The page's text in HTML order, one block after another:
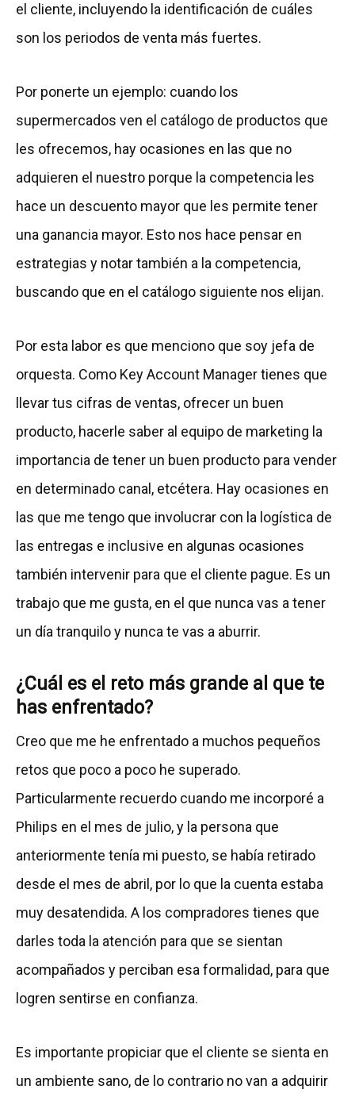
el cliente, incluyendo la identificación de cuáles
son los periodos de venta más fuertes.
Por ponerte un ejemplo: cuando los
supermercados ven el catálogo de productos que
les ofrecemos, hay ocasiones en las que no
adquieren el nuestro porque la competencia les
hace un descuento mayor que les permite tener
una ganancia mayor. Esto nos hace pensar en
estrategias y notar también a la competencia,
buscando que en el catálogo siguiente nos elijan.
Por esta labor es que menciono que soy jefa de
orquesta. Como Key Account Manager tienes que
llevar tus cifras de ventas, ofrecer un buen
producto, hacerle saber al equipo de marketing la
importancia de tener un buen producto para vender
en determinado canal, etcétera. Hay ocasiones en
las que me tengo que involucrar con la logística de
las entregas e inclusive en algunas ocasiones
también intervenir para que el cliente pague. Es un
trabajo que me gusta, en el que nunca vas a tener
un día tranquilo y nunca te vas a aburrir.
¿Cuál es el reto más grande al que te
has enfrentado?
Creo que me he enfrentado a muchos pequeños
retos que poco a poco he superado.
Particularmente recuerdo cuando me incorporé a
Philips en el mes de julio, y la persona que
anteriormente tenía mi puesto, se había retirado
desde el mes de abril, por lo que la cuenta estaba
muy desatendida. A los compradores tienes que
darles toda la atención para que se sientan
acompañados y perciban esa formalidad, para que
logren sentirse en confianza.
Es importante propiciar que el cliente se sienta en
un ambiente sano, de lo contrario no van a adquirir